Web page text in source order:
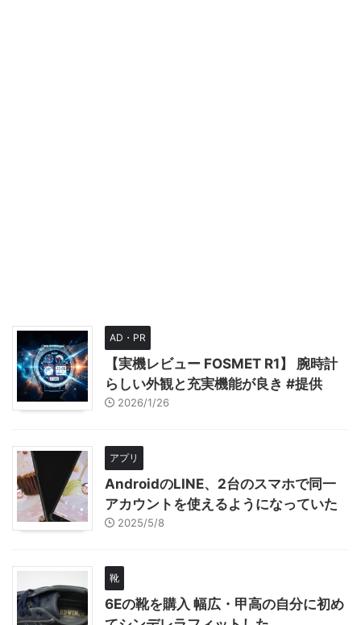
AD・PR
【実機レビュー FOSMET R1】 腕時計
らしい外観と充実機能が良き #提供
2026/1/26
アプリ
AndroidのLINE、2台のスマホで同一
アカウントを使えるようになっていた
2025/5/8
靴
6Eの靴を購入 幅広・甲高の自分に初め